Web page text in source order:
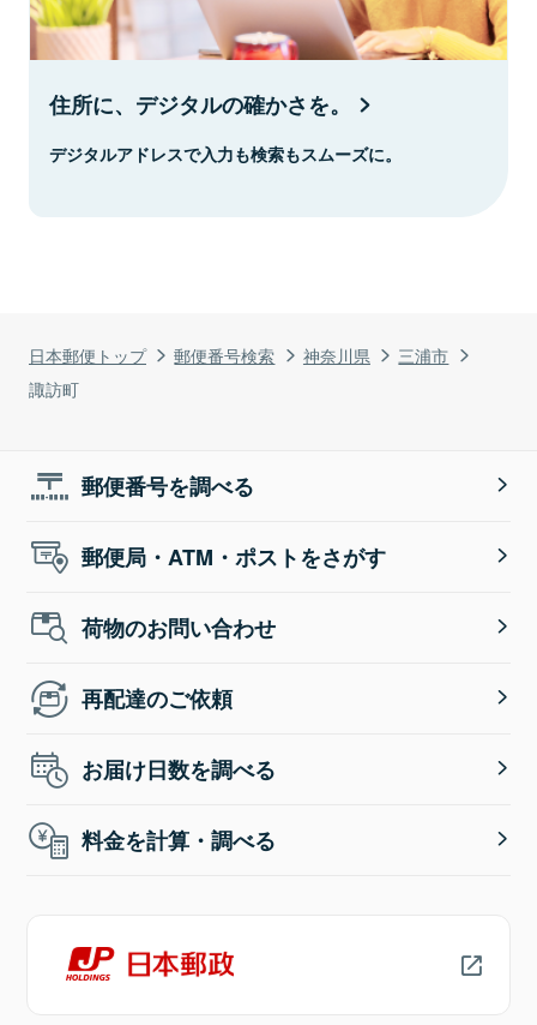
日本郵便トップ 郵便番号検索 神奈川県
三浦市
諏訪町
住所に、デジタルの確かさを。
デジタルアドレスで入力も検索もスムーズに。
郵便番号を調べる
郵便局・ATM・ポストをさがす
荷物のお問い合わせ
再配達のご依頼
お届け日数を調べる
料金を計算・調べる